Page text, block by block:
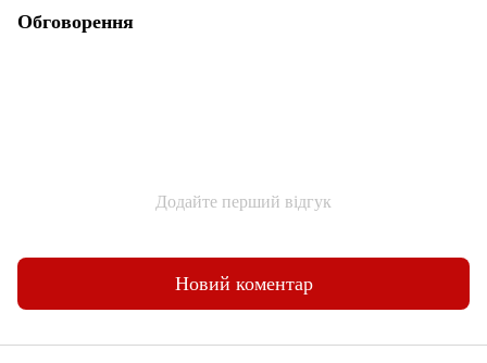
Обговорення
Додайте перший відгук
Новий коментар